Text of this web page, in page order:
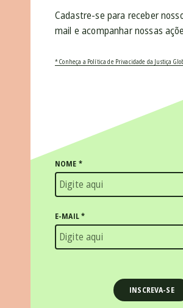
Cadastre-se para receber
mail e acompanhar nossas
* Conheça a Política de Privacidade da Justiça
NOME *
E-MAIL*